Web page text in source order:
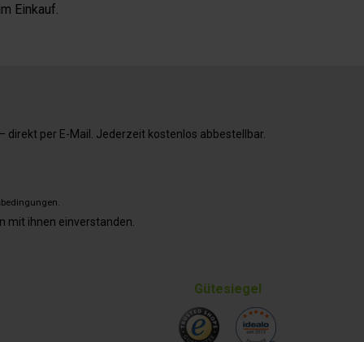
Einkauf.
Gütesiegel
direkt per E-Mail. Jederzeit kostenlos abbestellbar.
.
mit ihnen einverstanden.